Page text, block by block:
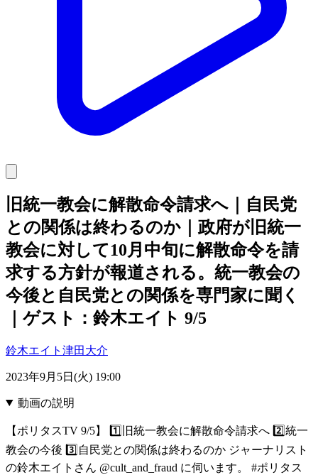
旧統一教会に解散命令請求へ｜自民党
との関係は終わるのか｜政府が旧統一
教会に対して10月中旬に解散命令を請
求する方針が報道される。統一教会の
今後と自民党との関係を専門家に聞く
｜ゲスト：鈴木エイト 9/5
鈴木エイト 津田大介
2023年9月5日(火) 19:00
動画の説明
【ポリタスTV 9/5】 1️⃣旧統一教会に解散命令請求へ 2️⃣統一
教会の今後 3️⃣自民党との関係は終わるのか ジャーナリスト
の鈴木エイトさん @cult_and_fraud に伺います。 #ポリタス